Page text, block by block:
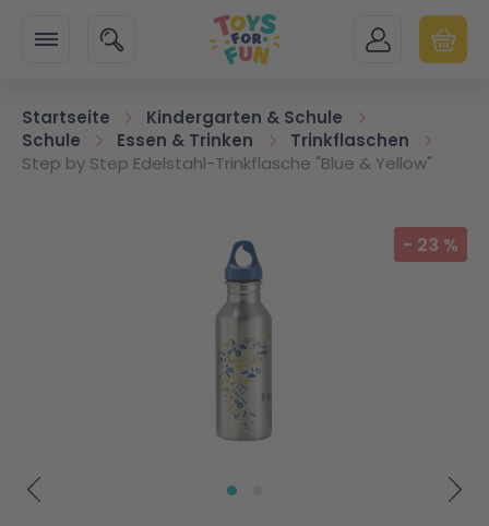
SUCHE MEIN KONTO
Startseite
Kindergarten & Schule
Schule
Essen & Trinken
Trinkflaschen
Step by Step Edelstahl-Trinkflasche "Blue & Yellow"
Zum Ende der Bildgalerie springen - 23 %